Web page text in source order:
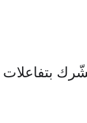
بتفاعلات